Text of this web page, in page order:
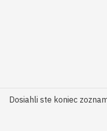
Dosiahli ste koniec